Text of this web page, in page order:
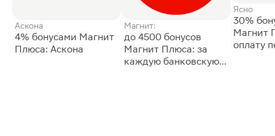
Аскона
4% бонусами Магнит
Плюса: Аскона
Магнит:
до 4500 бонусов
Магнит Плюса: за
каждую банковскую
Ясно
30%
Магнит
оплату